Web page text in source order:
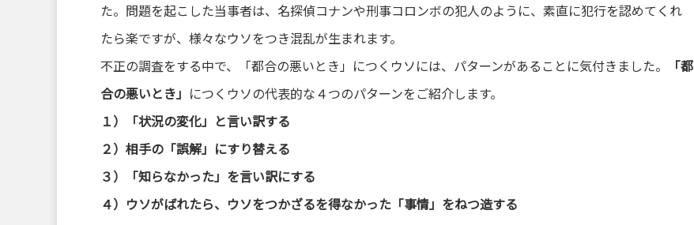
た。問題を起こした当事者は、名探偵コナンや刑事コロンボの犯人のように、素直に犯行を認めてくれ
たら楽ですが、様々なウソをつき混乱が生まれます。
不正の調査をする中で、「都合の悪いとき」につくウソには、パターンがあることに気付きました。 「都
合の悪いとき」 につくウソの代表的な４つのパターンをご紹介します。
１）「状況の変化」と言い訳する
２）相手の「誤解」にすり替える
３）「知らなかった」を言い訳にする
４）ウソがばれたら、ウソをつかざるを得なかった「事情」をねつ造する